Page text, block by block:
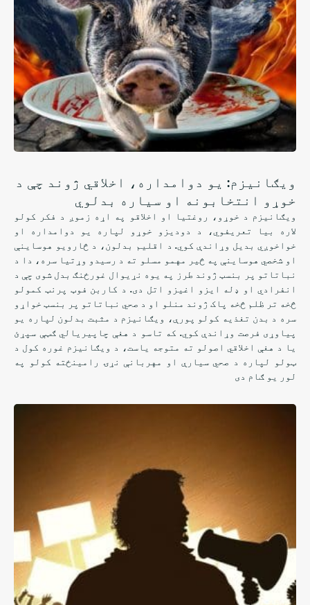
ویګانیزم: یو دوامداره، اخلاقي ژوند چې د
خوړو انتخابونه او سیاره بدلوي
ویګانیزم د خوړو، روغتیا او اخلاقو په اړه زموږ د فکر کولو
لاره بیا تعریفوي، د دودیزو خوړو لپاره یو دوامداره او
خواخوږي بدیل وړاندې کوي. د اقلیم بدلون، د څارویو هوساینې
او شخصي هوساینې په څیر مهمو مسلو ته د رسیدو وړتیا سره، دا د
نباتاتو پر بنسټ ژوند طرز په یوه نړیوال غورځنګ بدل شوی چې د
انفرادي او ډله ایزو اغیزو اتل دی. د کاربن فوټ پرنټ کمولو
څخه تر ظلم څخه پاک ژوند منلو او د صحي نباتاتو پر بنسټ خواړو
سره د بدن تغذیه کولو پورې، ویګانیزم د مثبت بدلون لپاره یو
پیاوړی فرصت وړاندې کوي. که تاسو د هغې چاپیریالي ګټې سپړئ
یا د هغې اخلاقي اصولو ته متوجه یاست، د ویګانیزم غوره کول د
ټولو لپاره د صحي سیارې او مهربانې نړۍ رامینځته کولو په
لور یو ګام دی